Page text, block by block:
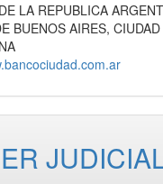
LA REPUBLICA
BUENOS AIRES,